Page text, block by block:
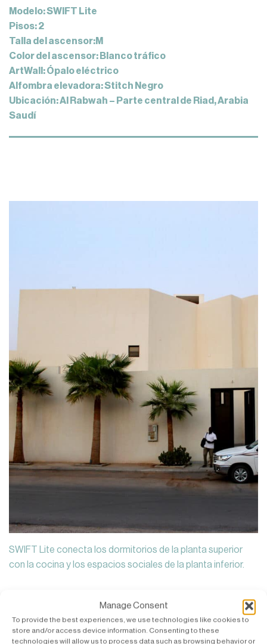
Manage Consent
To provide the best experiences, we use technologies like cookies to
store and/or access device information. Consenting to these
technologies will allow us to process data such as browsing behavior or
Modelo: SWIFT Lite
Pisos: 2
Talla del ascensor:M
Color del ascensor: Blanco tráfico
ArtWall: Ópalo eléctrico
Alfombra elevadora: Stitch Negro
Ubicación: Al Rabwah – Parte central de Riad, Arabia
Saudí
SWIFT Lite conecta los dormitorios de la planta superior
con la cocina y los espacios sociales de la planta inferior.